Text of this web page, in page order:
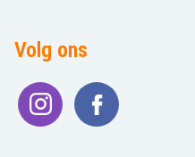
Volg ons